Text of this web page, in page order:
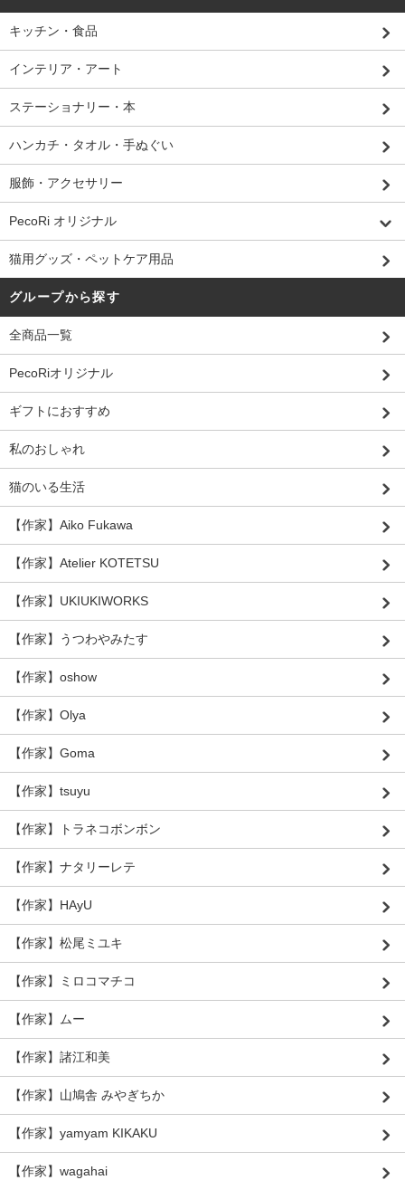
キッチン・食品
インテリア・アート
ステーショナリー・本
ハンカチ・タオル・手ぬぐい
服飾・アクセサリー
PecoRi オリジナル
猫用グッズ・ペットケア用品
グループから探す
全商品一覧
PecoRiオリジナル
ギフトにおすすめ
私のおしゃれ
猫のいる生活
【作家】Aiko Fukawa
【作家】Atelier KOTETSU
【作家】UKIUKIWORKS
【作家】うつわやみたす
【作家】oshow
【作家】Olya
【作家】Goma
【作家】tsuyu
【作家】トラネコボンボン
【作家】ナタリーレテ
【作家】HAyU
【作家】松尾ミユキ
【作家】ミロコマチコ
【作家】ムー
【作家】諸江和美
【作家】山鳩舎 みやぎちか
【作家】yamyam KIKAKU
【作家】wagahai